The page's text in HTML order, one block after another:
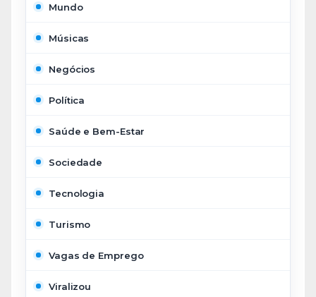
Mundo
Músicas
Negócios
Política
Saúde e Bem-Estar
Sociedade
Tecnologia
Turismo
Vagas de Emprego
Viralizou